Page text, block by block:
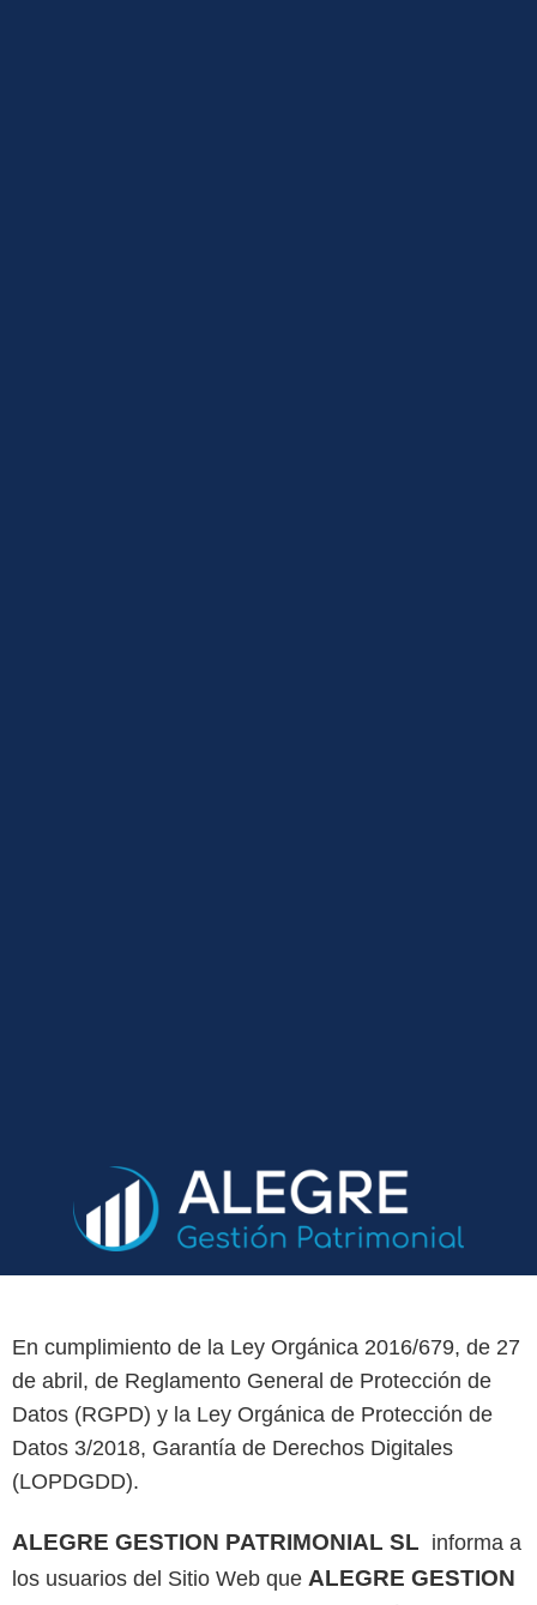
En cumplimiento de la Ley Orgánica 2016/679, de 27
de abril, de Reglamento General de Protección de
Datos (RGPD) y la Ley Orgánica de Protección de
Datos 3/2018, Garantía de Derechos Digitales
(LOPDGDD).
ALEGRE GESTION PATRIMONIAL SL informa a
los usuarios del Sitio Web que ALEGRE GESTION